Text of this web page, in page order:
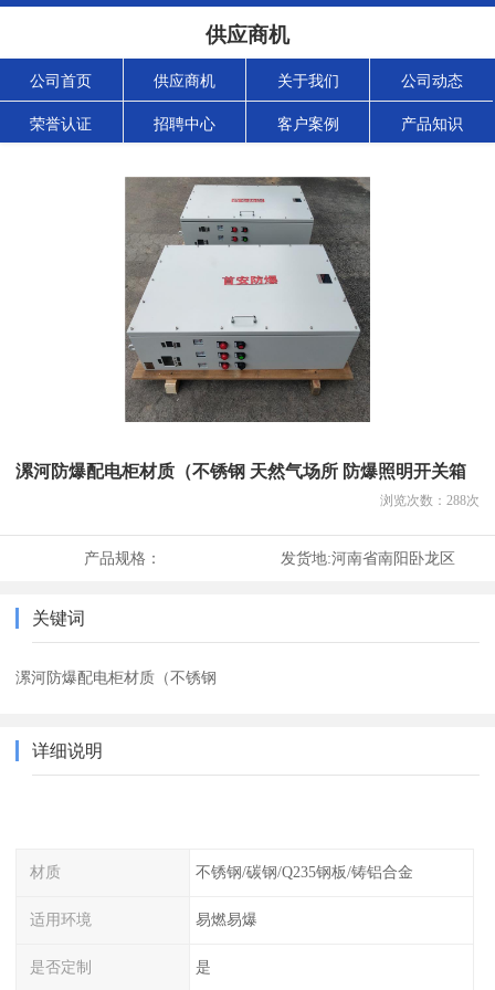
供应商机
公司首页 供应商机 关于我们 公司动态
荣誉认证 招聘中心 客户案例 产品知识
漯河防爆配电柜材质（不锈钢 天然气场所 防爆照明开关箱
浏览次数： 288次
产品规格： 发货地:河南省南阳卧龙区
关键词
漯河防爆配电柜材质（不锈钢
详细说明
材质 不锈钢/碳钢/Q235钢板/铸铝合金
适用环境 易燃易爆
是否定制 是